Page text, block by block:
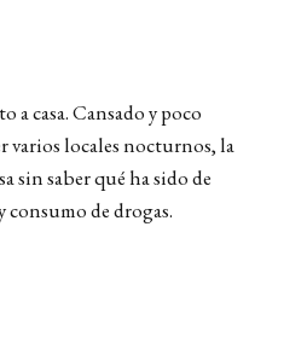
a casa. Cansado y poco
varios locales nocturnos, la
sin saber qué ha sido de
de drogas.